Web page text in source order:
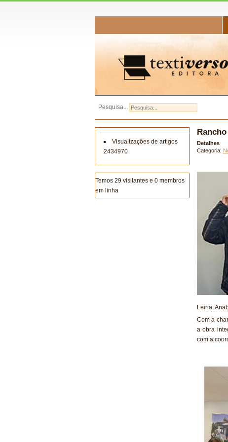
Pesquisa...
Visualizações de artigos
2434970
Temos 29 visitantes e 0 membros
em linha
Detalhes
Categoria:
Leiria,
Com a
a obra
com a